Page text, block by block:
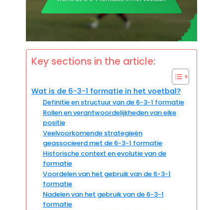
Key sections in the article:
Wat is de 6-3-1 formatie in het voetbal?
Definitie en structuur van de 6-3-1 formatie
Rollen en verantwoordelijkheden van elke
positie
Veelvoorkomende strategieën
geassocieerd met de 6-3-1 formatie
Historische context en evolutie van de
formatie
Voordelen van het gebruik van de 6-3-1
formatie
Nadelen van het gebruik van de 6-3-1
formatie